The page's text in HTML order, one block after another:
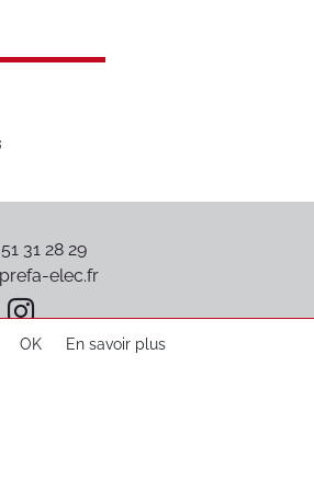
31 28 29
elec.fr
OK En savoir plus